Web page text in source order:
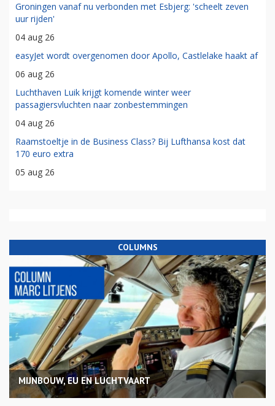
Groningen vanaf nu verbonden met Esbjerg: 'scheelt zeven
uur rijden'
04 aug 26
easyJet wordt overgenomen door Apollo, Castlelake haakt af
06 aug 26
Luchthaven Luik krijgt komende winter weer
passagiersvluchten naar zonbestemmingen
04 aug 26
Raamstoeltje in de Business Class? Bij Lufthansa kost dat
170 euro extra
05 aug 26
COLUMNS
MIJNBOUW, EU EN LUCHTVAART